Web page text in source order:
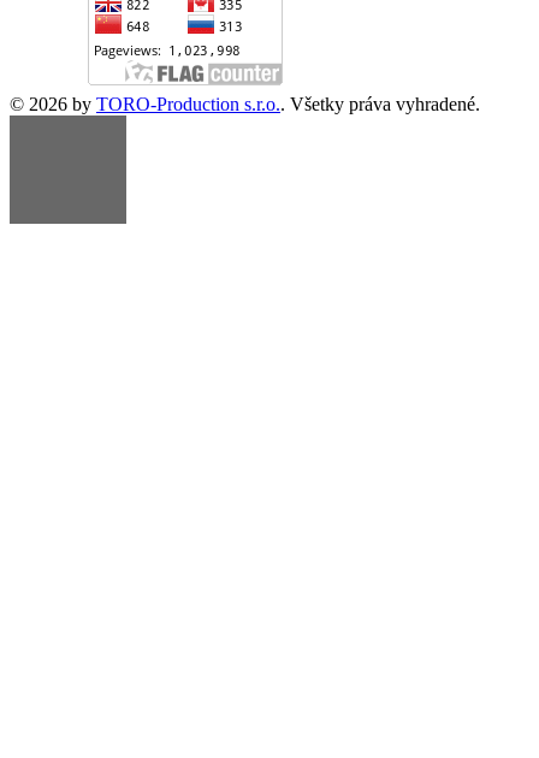
© 2026 by TORO-Production s.r.o.. Všetky práva vyhradené.